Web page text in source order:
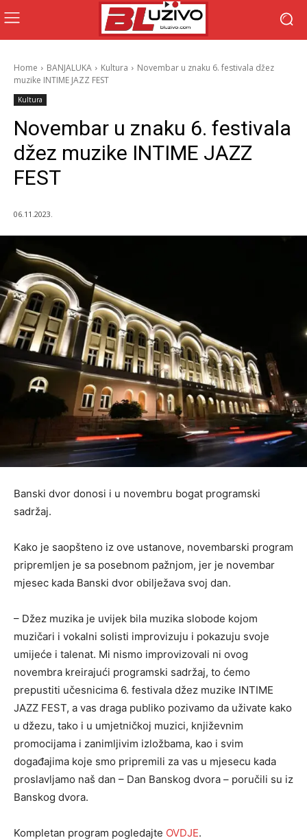
Home BANJALUKA Kultura
Novembar u znaku 6. festivala džez
muzike INTIME JAZZ FEST
Kultura
Novembar u znaku 6. festivala
džez muzike INTIME JAZZ
FEST
06.11.2023.
Banski dvor donosi i u novembru bogat programski
sadržaj.
Kako je saopšteno iz ove ustanove, novembarski program
pripremljen je sa posebnom pažnjom, jer je novembar
mjesec kada Banski dvor obilježava svoj dan.
– Džez muzika je uvijek bila muzika slobode kojom
muzičari i vokalni solisti improvizuju i pokazuju svoje
umijeće i talenat. Mi nismo improvizovali ni ovog
novembra kreirajući programski sadržaj, to ćemo
prepustiti učesnicima 6. festivala džez muzike INTIME
JAZZ FEST, a vas draga publiko pozivamo da uživate kako
u džezu, tako i u umjetničkoj muzici, književnim
promocijama i zanimljivim izložbama, kao i svim
događajima koje smo pripremili za vas u mjesecu kada
proslavljamo naš dan – Dan Banskog dvora – poručili su iz
Banskog dvora.
Kompletan program pogledajte OVDJE.